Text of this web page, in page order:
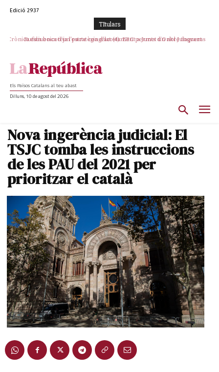
Edició 2937
TItulars
Crònica estiuenca d’un pacte congelat (4): ERC permet un altre flagrant
Rufián boicoteja l’estratègia d’acostament a Junts d’Oriol Junqueras
Els Països Catalans al teu abast
Dilluns, 10 de agost del 2026
Nova ingerència judicial: El
TSJC tomba les instruccions
de les PAU del 2021 per
prioritzar el català